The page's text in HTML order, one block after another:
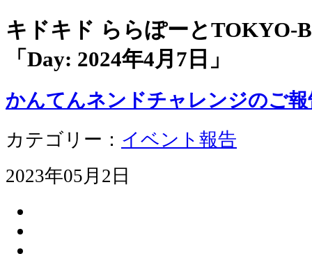
キドキド ららぽーと
「Day: 2024年4月7日 」
かんてんネンドチャレンジのご報
カテゴリー： イベント報告
2023年05月2日